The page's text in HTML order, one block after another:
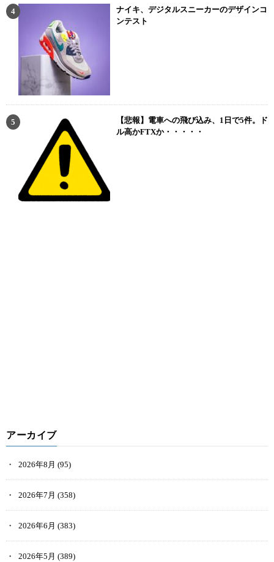
ナイキ、デジタルスニーカーのデザインコ
ンテスト
【悲報】電車への飛び込み、1日で5件。ド
ル高かFTXか・・・・・
アーカイブ
2026年8月 (95)
2026年7月 (358)
2026年6月 (383)
2026年5月 (389)